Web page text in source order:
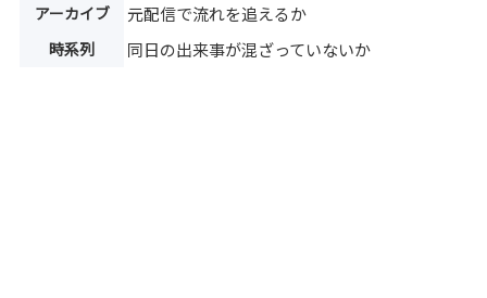
アーカイブ 元配信で流れを追えるか
時系列 同日の出来事が混ざっていないか